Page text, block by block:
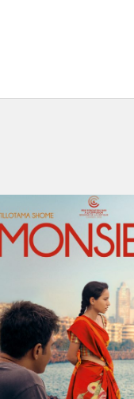
UN FILM DE
ROHENA GERA